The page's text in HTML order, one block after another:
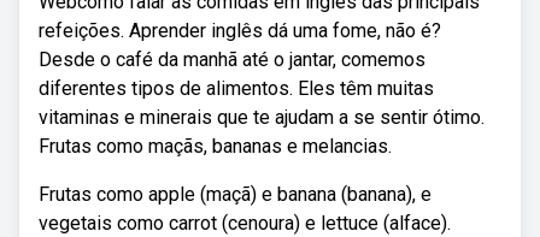
refeições. Aprender inglês dá uma fome, não é?
Desde o café da manhã até o jantar, comemos
diferentes tipos de alimentos. Eles têm muitas
vitaminas e minerais que te ajudam a se sentir ótimo.
Frutas como maçãs, bananas e melancias.
Frutas como apple (maçã) e banana (banana), e
vegetais como carrot (cenoura) e lettuce (alface).